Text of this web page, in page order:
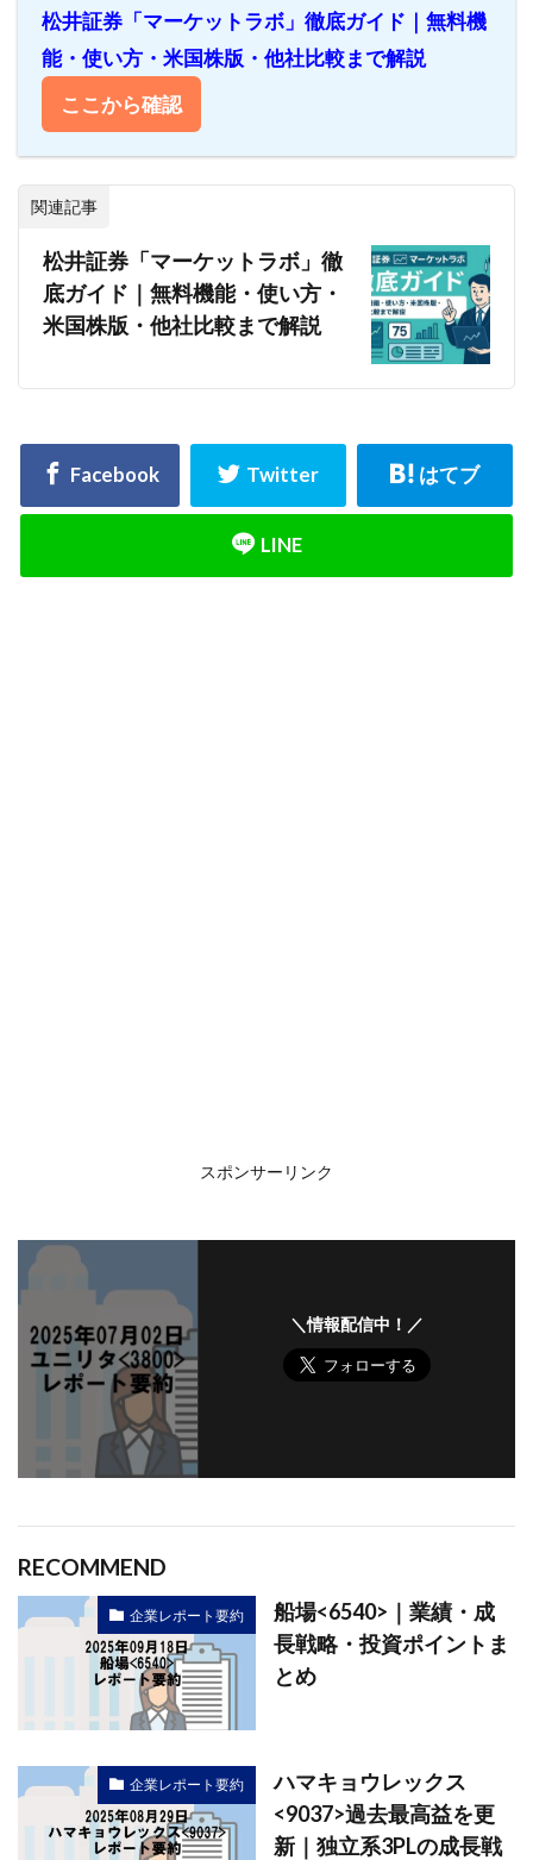
松井証券「マーケットラボ」徹底ガイド｜無料機
能・使い方・米国株版・他社比較まで解説
ここから確認
関連記事
松井証券「マーケットラボ」徹
底ガイド｜無料機能・使い方・
米国株版・他社比較まで解説
スポンサーリンク
＼情報配信中！／
RECOMMEND
企業レポート要約
船場<6540>｜業績・成
長戦略・投資ポイントま
とめ
企業レポート要約
ハマキョウレックス
<9037>過去最高益を更
新｜独立系3PLの成長戦